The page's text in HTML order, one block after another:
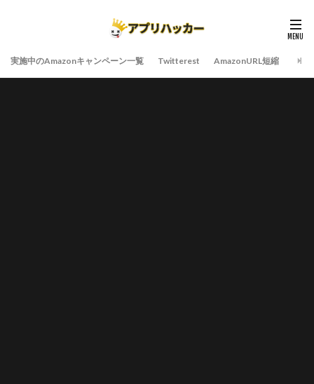
実施中のAmazonキャンペーン一覧 Twitterest AmazonURL短縮